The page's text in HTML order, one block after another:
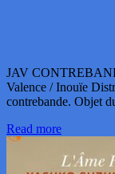
JAV
Valence / Inouïe
contrebande. Objet
Read more